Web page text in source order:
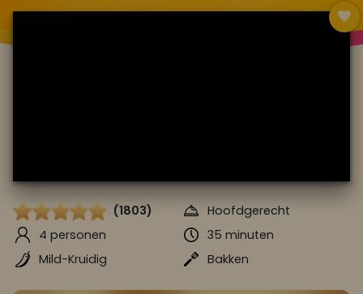
Ofklik hierom je aan te melden voor Mijn Kookboek.
(1803)
Hoofdgerecht
4 personen
35 minuten
Mild-Kruidig
Bakken